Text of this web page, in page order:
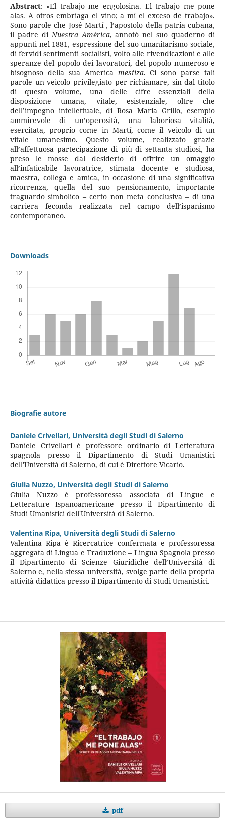
Abstract: «El trabajo me engolosina. El trabajo me pone
alas. A otros embriaga el vino; a mí el exceso de trabajo».
Sono parole che José Martí , l’apostolo della patria cubana,
il padre di Nuestra América, annotò nel suo quaderno di
appunti nel 1881, espressione del suo umanitarismo sociale,
di fervidi sentimenti socialisti, volto alle rivendicazioni e alle
speranze del popolo dei lavoratori, del popolo numeroso e
bisognoso della sua America mestiza. Ci sono parse tali
parole un veicolo privilegiato per richiamare, sin dal titolo
di questo volume, una delle cifre essenziali della
disposizione umana, vitale, esistenziale, oltre che
dell’impegno intellettuale, di Rosa Maria Grillo, esempio
ammirevole di un’operosità, una laboriosa vitalità,
esercitata, proprio come in Martí, come il veicolo di un
vitale umanesimo. Questo volume, realizzato grazie
all’affettuosa partecipazione di più di settanta studiosi, ha
preso le mosse dal desiderio di offrire un omaggio
all’infaticabile lavoratrice, stimata docente e studiosa,
maestra, collega e amica, in occasione di una significativa
ricorrenza, quella del suo pensionamento, importante
traguardo simbolico – certo non meta conclusiva – di una
carriera feconda realizzata nel campo dell’ispanismo
contemporaneo.
Downloads
Biografie autore
Daniele Crivellari, Università degli Studi di Salerno
Daniele Crivellari è professore ordinario di Letteratura
spagnola presso il Dipartimento di Studi Umanistici
dell'Università di Salerno, di cui è Direttore Vicario.
Giulia Nuzzo, Università degli Studi di Salerno
Giulia Nuzzo è professoressa associata di Lingue e
Letterature Ispanoamericane presso il Dipartimento di
Studi Umanistici dell'Università di Salerno.
Valentina Ripa, Università degli Studi di Salerno
Valentina Ripa è Ricercatrice confermata e professoressa
aggregata di Lingua e Traduzione – Lingua Spagnola presso
il Dipartimento di Scienze Giuridiche dell’Università di
Salerno e, nella stessa università, svolge parte della propria
attività didattica presso il Dipartimento di Studi Umanistici.
pdf